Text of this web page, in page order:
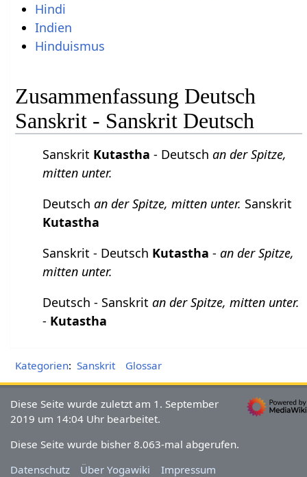
Hindi
Indien
Hinduismus
Zusammenfassung Deutsch
Sanskrit - Sanskrit Deutsch
Sanskrit Kutastha - Deutschan der Spitze,
mitten unter.
Deutschan der Spitze, mitten unter. Sanskrit
Kutastha
Sanskrit - Deutsch Kutastha -an der Spitze,
mitten unter.
Deutsch - Sanskritan der Spitze, mitten unter.
- Kutastha
Kategorien: Sanskrit Glossar
Diese Seite wurde zuletzt am 1. September
2019 um 14:04 Uhr bearbeitet.
Diese Seite wurde bisher 8.063-mal abgerufen.
Datenschutz
Über Yogawiki Impressum